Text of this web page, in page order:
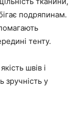
подряпинам.
тенту.
швів і
зручність у